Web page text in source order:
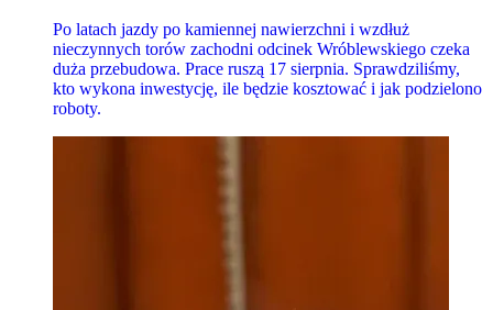
Po latach jazdy po kamiennej nawierzchni i wzdłuż
nieczynnych torów zachodni odcinek Wróblewskiego czeka
duża przebudowa. Prace ruszą 17 sierpnia. Sprawdziliśmy,
kto wykona inwestycję, ile będzie kosztować i jak podzielono
roboty.